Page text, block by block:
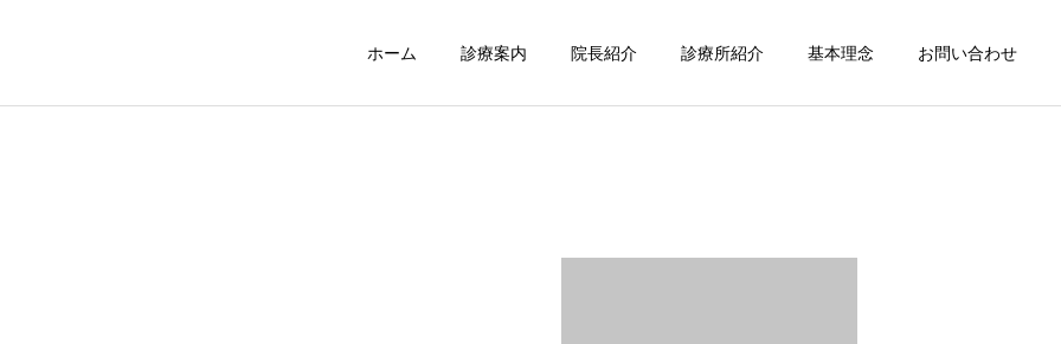
ホーム 診療案内 院長紹介 診療所紹介 基本理念 お問い合わせ